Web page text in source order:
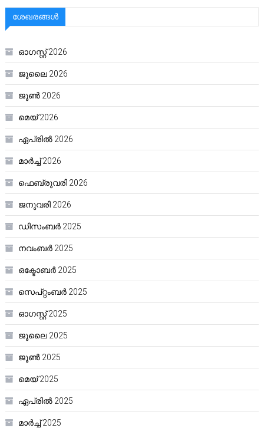
ശേഖരങ്ങൾ
ഓഗസ്റ്റ്‌ 2026
ജൂലൈ 2026
ജൂൺ 2026
മെയ്‌ 2026
ഏപ്രിൽ 2026
മാർച്ച്‌ 2026
ഫെബ്രുവരി 2026
ജനുവരി 2026
ഡിസംബർ 2025
നവംബർ 2025
ഒക്ടോബർ 2025
സെപ്റ്റംബർ 2025
ഓഗസ്റ്റ്‌ 2025
ജൂലൈ 2025
ജൂൺ 2025
മെയ്‌ 2025
ഏപ്രിൽ 2025
മാർച്ച്‌ 2025